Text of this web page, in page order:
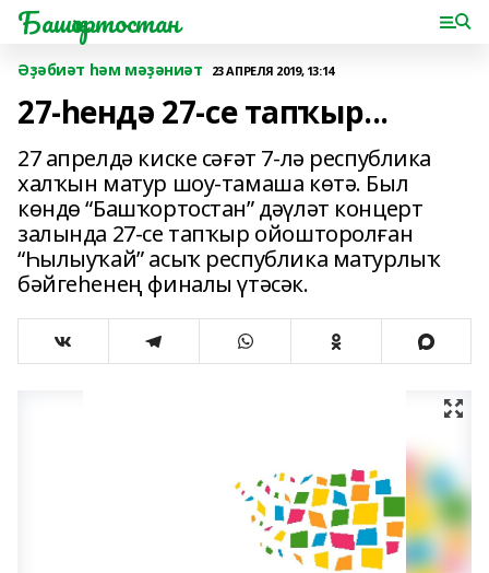
Башҡортостан
Әҙәбиәт һәм мәҙәниәт 23 АПРЕЛЯ 2019, 13:14
27-һендә 27-се тапҡыр...
27 апрелдә киске сәғәт 7-лә республика
халҡын матур шоу-тамаша көтә. Был
көндө “Башҡортостан” дәүләт концерт
залында 27-се тапҡыр ойошторолған
“Һылыуҡай” асыҡ республика матурлыҡ
бәйгеһенең финалы үтәсәк.